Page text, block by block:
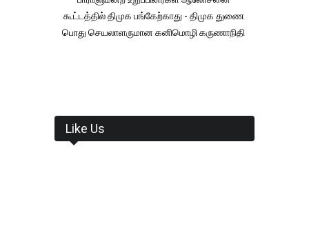
கூட்டத்தில் திமுக பங்கேற்காது - திமுக துணை
பொது செயலாளருமான கனிமொழி கருணாநிதி
Like Us